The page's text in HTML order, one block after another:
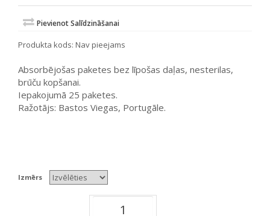
Pievienot Salīdzināšanai
Produkta kods: Nav pieejams
Absorbējošas paketes bez līpošas daļas, nesterilas,
brūču kopšanai.
Iepakojumā 25 paketes.
Ražotājs: Bastos Viegas, Portugāle.
Izmērs